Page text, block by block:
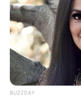
BUZZDAY